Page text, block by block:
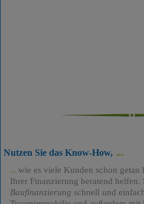
Nutzen Sie das Know-How,
wie es viele Kunden schon getan
Ihrer Finanzierung beratend helfen.
Baufinanzierung schnell und